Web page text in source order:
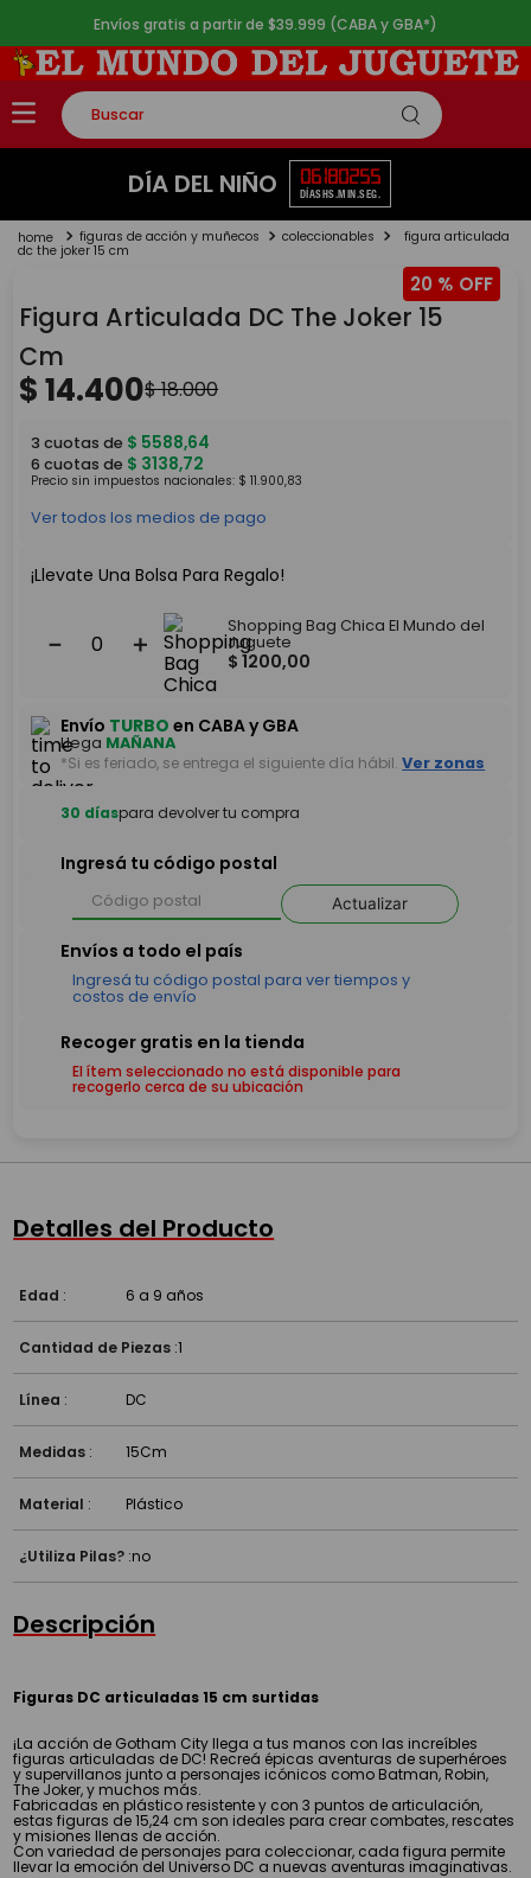
Envíos gratis a partir de $39.999 (CABA y GBA*)
Buscar
TÉRMINOS MÁS BUSCADOS
2.
lego
4 .
monopatin
5. toy story
DÍA DEL NIÑO 06
DÍAS
18
HS.
02
MIN.
55
SEG.
figuras de acción y muñecos coleccionables figura articulada
dc the joker 15 cm
20 %
Figura Articulada DC The Joker 15
Cm
$14.400$18.000
3 cuotas de $ 5588,64
6 cuotas de $ 3138,72
Precio sin impuestos nacionales: $ 11.900,83
Ver todos los medios de pago
¡Llevate Una Bolsa Para Regalo!
＋
－
Shopping Bag Chica El Mundo del
Juguete
$ 1200,00
Envío TURBO en CABA y GBA
Llega MAÑANA
*Si es feriado, se entrega el siguiente día hábil. Ver zonas
30 díaspara devolver tu compra
Ingresá tu código postal
Actualizar
El ítem seleccionado no está disponible para
recogerlo cerca de su ubicación
Detalles del Producto
Edad : 6 a 9 años
Cantidad de Piezas :1
Línea : DC
Medidas : 15Cm
Material : Plástico
¿Utiliza Pilas? :no
Descripción
Figuras DC articuladas 15 cm surtidas
¡La acción de Gotham City llega a tus manos con las increíbles
figuras articuladas de DC! Recreá épicas aventuras de superhéroes
y supervillanos junto a personajes icónicos como Batman, Robin,
The Joker, y muchos más.
Fabricadas en plástico resistente y con 3 puntos de articulación,
estas figuras de 15,24 cm son ideales para crear combates, rescates
y misiones llenas de acción.
Con variedad de personajes para coleccionar, cada figura permite
llevar la emoción del Universo DC a nuevas aventuras imaginativas.